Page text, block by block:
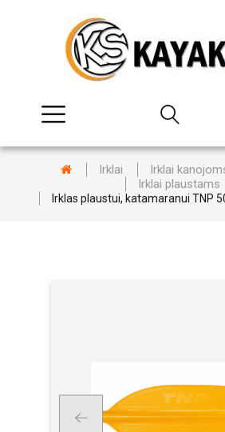
Irklai
Irklai
Irklai plaustams
Irklas plaustui, katamaranui TNP